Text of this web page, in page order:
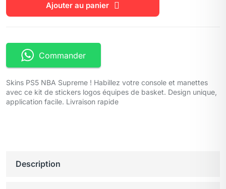
Ajouter au panier
Commander
Skins PS5 NBA Supreme ! Habillez votre console et manettes
avec ce kit de stickers logos équipes de basket. Design unique,
application facile. Livraison rapide
Description